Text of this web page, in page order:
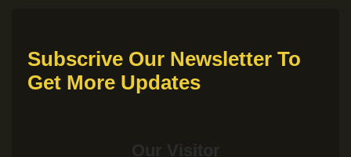
Subscrive Our Newsletter To
Get More Updates
Our Visitor